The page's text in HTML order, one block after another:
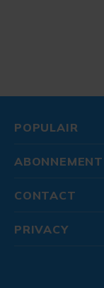
POPULAIR
CONTACT
PRIVACY